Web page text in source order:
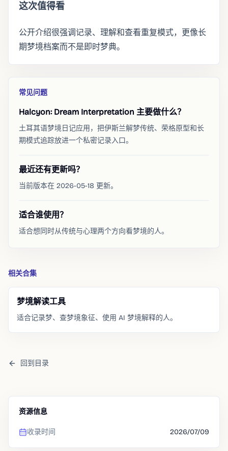
这次值得看
公开介绍很强调记录、理解和查看重复模式，更像长
期梦境档案而不是即时梦典。
常见问题
Halcyon: Dream Interpretation 主要做什么？
土耳其语梦境日记应用，把伊斯兰解梦传统、荣格原型和长
期模式追踪放进一个私密记录入口。
最近还有更新吗？
当前版本在 2026-05-18 更新。
适合谁使用？
适合想同时从传统与心理两个方向看梦境的人。
相关合集
梦境解读工具
适合记录梦、查梦境象征、使用 AI 梦境解释的人。
回到目录
资源信息
收录时间 2026/07/09